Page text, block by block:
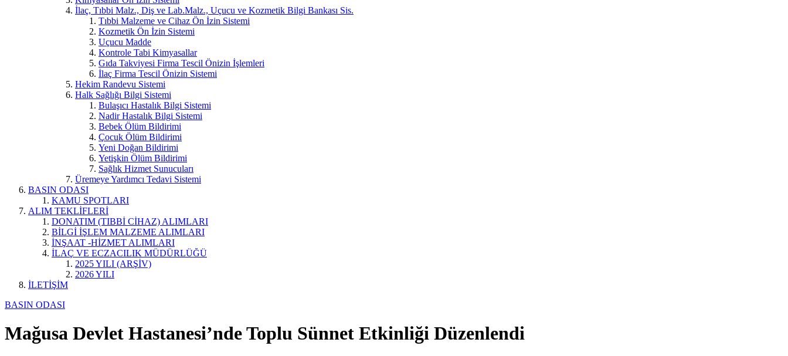
İlaç, Tıbbi Malz., Diş ve Lab.Malz., Uçucu ve Kozmetik Bilgi Bankası Sis.
Tıbbi Malzeme ve Cihaz Ön İzin Sistemi
Kozmetik Ön İzin Sistemi
Uçucu Madde
Kontrole Tabi Kimyasallar
Gıda Takviyesi Firma Tescil Önizin İşlemleri
İlaç Firma Tescil Önizin Sistemi
Hekim Randevu Sistemi
Halk Sağlığı Bilgi Sistemi
Bulaşıcı Hastalık Bilgi Sistemi
Nadir Hastalık Bilgi Sistemi
Bebek Ölüm Bildirimi
Çocuk Ölüm Bildirimi
Yeni Doğan Bildirimi
Yetişkin Ölüm Bildirimi
Sağlık Hizmet Sunucuları
Üremeye Yardımcı Tedavi Sistemi
BASIN ODASI
KAMU SPOTLARI
ALIM TEKLİFLERİ
DONATIM (TIBBİ CİHAZ) ALIMLARI
BİLGİ İŞLEM MALZEME ALIMLARI
İNŞAAT -HİZMET ALIMLARI
İLAÇ VE ECZACILIK MÜDÜRLÜĞÜ
2025 YILI (ARŞİV)
2026 YILI
İLETİŞİM
BASIN ODASI
Mağusa Devlet Hastanesi’nde Toplu Sünnet Etkinliği Düzenlendi